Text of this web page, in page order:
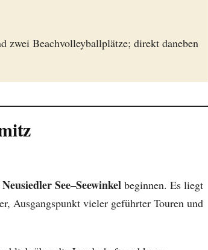
zwei Beachvolleyballplätze; direkt daneben
See–Seewinkelbeginnen. Es liegt
Ausgangspunkt vieler geführter Touren und